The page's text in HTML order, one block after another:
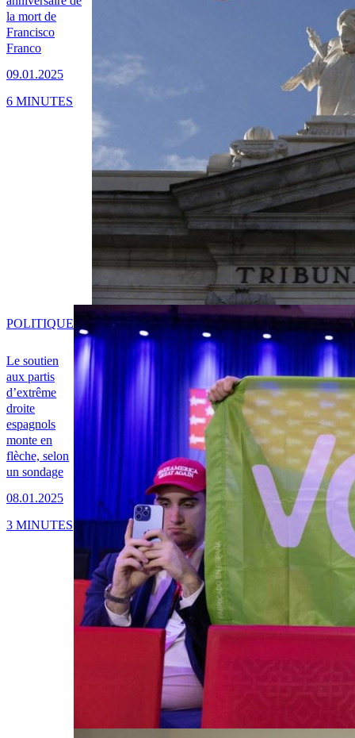
la mort de
Francisco
Franco
09.01.2025
6 MINUTES
Le soutien
aux partis
d’extrême
droite
espagnols
monte en
flèche, selon
un sondage
08.01.2025
POLITIQUE
3 MINUTES